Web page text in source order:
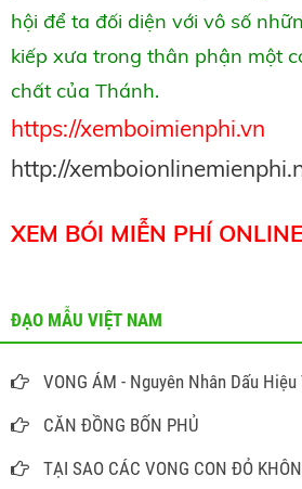
hội để ta đối diện với vô số
kiếp xưa trong thân phận một
chất của Thánh.
https://xemboimienphi.vn
http://
XEM BÓI MIỄN PHÍ
ĐẠO MẪU VIỆT NAM
VONG ÁM - Nguyên Nhân Dấu
CĂN ĐỒNG BỐN PHỦ
TẠI SAO CÁC VONG CON ĐỎ